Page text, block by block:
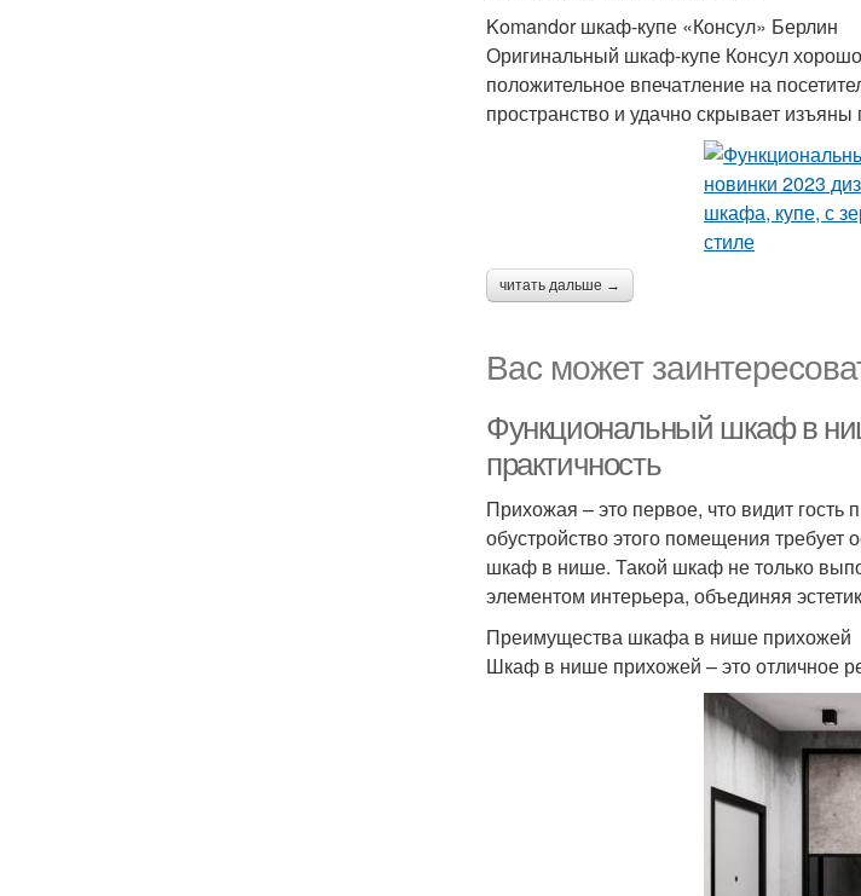
Komandor шкаф-купе «Консул» Берлин
Оригинальный шкаф-купе Консул
положительное впечатление на
пространство и удачно скрывает
читать дальше →
Вас может
Функциональный шкаф в
практичность
Прихожая – это первое, что видит
обустройство этого помещения
шкаф в нише. Такой шкаф не только
элементом интерьера, объединяя
Преимущества шкафа в нише прихожей
Шкаф в нише прихожей – это отличное